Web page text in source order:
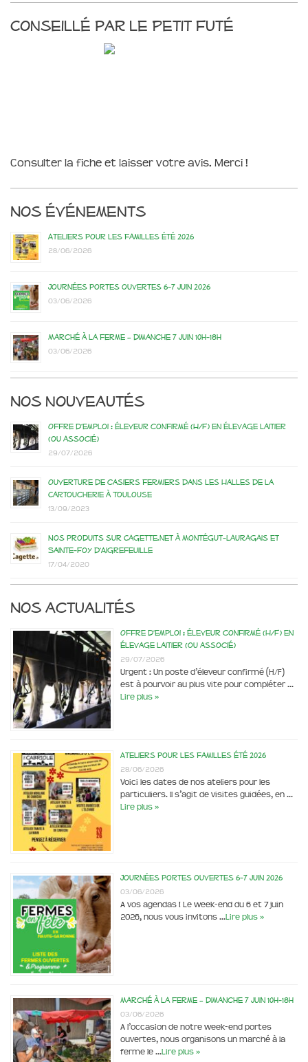
Conseillé par le Petit Futé
Consulter la fiche et laisser votre avis. Merci !
Nos événements
Ateliers pour les familles été 2026
28/06/2026
Journées portes ouvertes 6-7 juin 2026
03/06/2026
Marché à la ferme – dimanche 7 juin 10h-18h
03/06/2026
Nos nouveautés
Offre d’emploi : éleveur confirmé (H/F) en élevage laitier
(ou associé)
29/07/2026
Ouverture de casiers fermiers dans les Halles de la
Cartoucherie à Toulouse
13/09/2023
Nos produits sur Cagette.net à Montégut-Lauragais et
Sainte-Foy d’Aigrefeuille
17/04/2020
Nos actualités
Offre d’emploi : éleveur confirmé (H/F) en
élevage laitier (ou associé)
29/07/2026
Urgent : Un poste d’éleveur confirmé (H/F)
est à pourvoir au plus vite pour compléter …
Lire plus »
Ateliers pour les familles été 2026
28/06/2026
Voici les dates de nos ateliers pour les
particuliers. Il s’agit de visites guidées, en …
Lire plus »
Journées portes ouvertes 6-7 juin 2026
03/06/2026
A vos agendas ! Le week-end du 6 et 7 juin
2026, nous vous invitons …Lire plus »
Marché à la ferme – dimanche 7 juin 10h-18h
03/06/2026
A l’occasion de notre week-end portes
ouvertes, nous organisons un marché à la
ferme le …Lire plus »